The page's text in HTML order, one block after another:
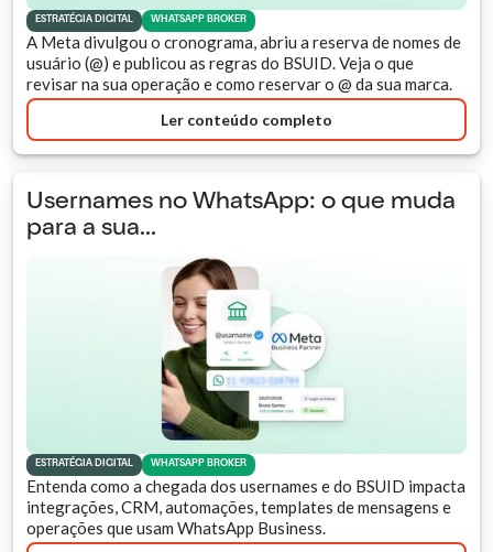
ESTRATÉGIA DIGITAL WHATSAPP BROKER
A Meta divulgou o cronograma, abriu a reserva de nomes de
usuário (@) e publicou as regras do BSUID. Veja o que
revisar na sua operação e como reservar o @ da sua marca.
Ler conteúdo completo
Usernames no WhatsApp: o que muda
para a sua...
ESTRATÉGIA DIGITAL WHATSAPP BROKER
Entenda como a chegada dos usernames e do BSUID impacta
integrações, CRM, automações, templates de mensagens e
operações que usam WhatsApp Business.